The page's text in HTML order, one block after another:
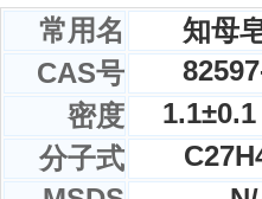
常用名 知母
CAS号
密度
分子式
C27H